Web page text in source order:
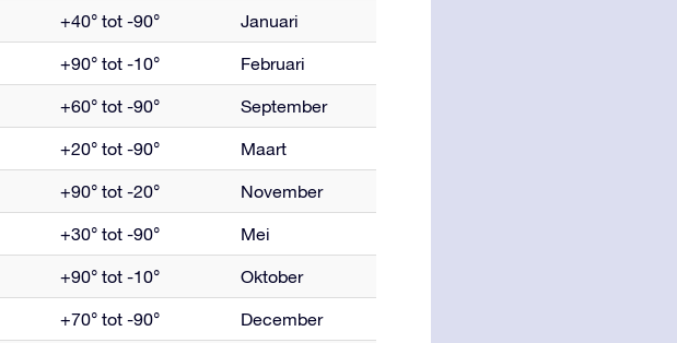
+40° tot -90° Januari
+90° tot -10° Februari
+60° tot -90° September
+20° tot -90° Maart
+90° tot -20° November
+30° tot -90° Mei
+90° tot -10° Oktober
+70° tot -90° December